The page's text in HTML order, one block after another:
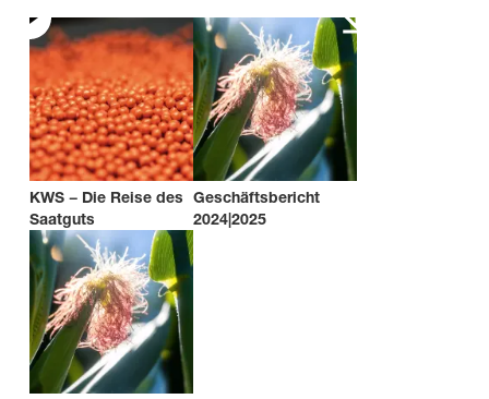
KWS − Die Reise des
Saatguts
Geschäftsbericht
2024|2025